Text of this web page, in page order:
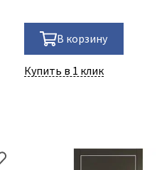
В корзину
Купить в 1 клик